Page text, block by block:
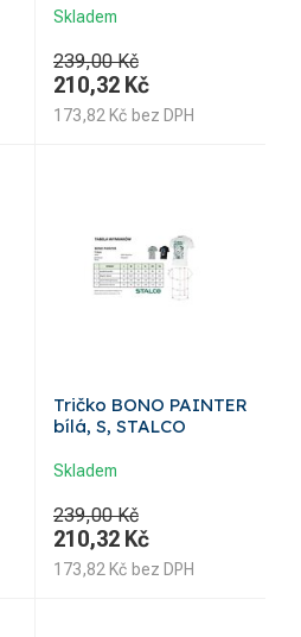
Skladem
239,00 Kč
210,32 Kč
173,82 Kč bez DPH
Tričko BONO PAINTER
bílá, S, STALCO
Skladem
239,00 Kč
210,32 Kč
173,82 Kč bez DPH